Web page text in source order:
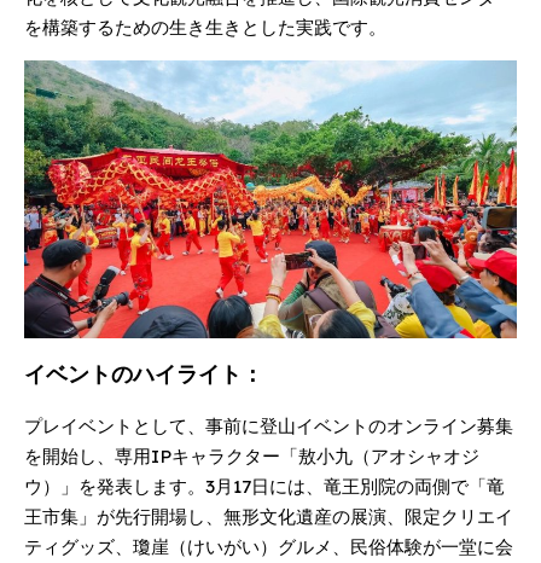
を構築するための生き生きとした実践です。
イベントのハイライト：
プレイベントとして、事前に登山イベントのオンライン募集
を開始し、専用IPキャラクター「敖小九（アオシャオジ
ウ）」を発表します。3月17日には、竜王別院の両側で「竜
王市集」が先行開場し、無形文化遺産の展演、限定クリエイ
ティグッズ、瓊崖（けいがい）グルメ、民俗体験が一堂に会